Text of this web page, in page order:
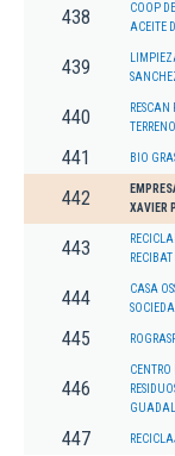
438
COOP
ACEITE
439
440
RESCAN
441 BIO
442
XAVIER
443
RECIBAT
444
CASA
445
446
CENTRO
447